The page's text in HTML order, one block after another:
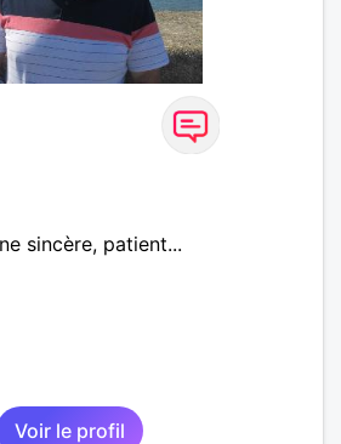
sincère, patient...
Voir le profil